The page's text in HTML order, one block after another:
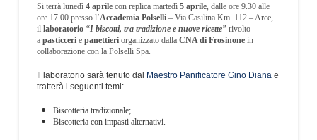
Si terrà lunedì4 aprilecon replica martedì 5 aprile, dalle ore 9.30 alle
ore 17.00 presso l’Accademia Polselli– Via Casilina Km. 112 – Arce,
il laboratorio “I biscotti, tra tradizione e nuove ricette”rivolto
a pasticcerie panettieriorganizzato dalla CNA di Frosinone in
collaborazione con la Polselli Spa.
Il laboratorio sarà tenuto dal Maestro Panificatore Gino Diana e
tratterà i seguenti temi:
Biscotteria tradizionale;
Biscotteria con impasti alternativi.